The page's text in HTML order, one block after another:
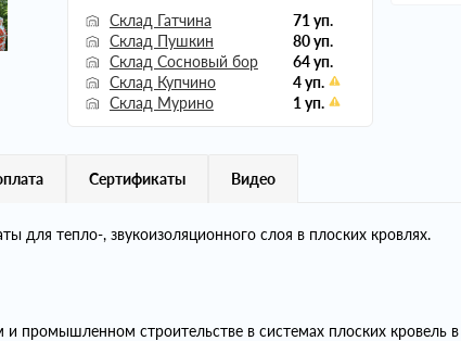
Склад Гатчина
71 уп.
Склад Пушкин
80 уп.
Склад Сосновый бор
64 уп.
Склад Купчино
4 уп.
Склад Мурино
1 уп.
Сертификаты Видео
тепло-, звукоизоляционного слоя в плоских кровлях.
промышленном строительстве в системах плоских кровель в